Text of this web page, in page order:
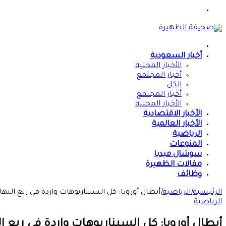
أخبار السعودية
الأخبار المحلية
أخبار المجتمع
الكل
أخبار المجتمع
الأخبار المحلية
الأخبار الاقتصادية
الأخبار العالمية
الرياضية
المنوعات
سوشال ميديا
مقالات الظهيرة
وظائف
الرئيسية|الرياضية|أبطال أوروبا: كل السيناريوهات واردة في ربع
الرياضية